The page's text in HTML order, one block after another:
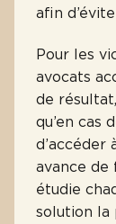
afin
Pour les
avocats
de
qu’en cas
d’accéder
avance de
étudie
solution la